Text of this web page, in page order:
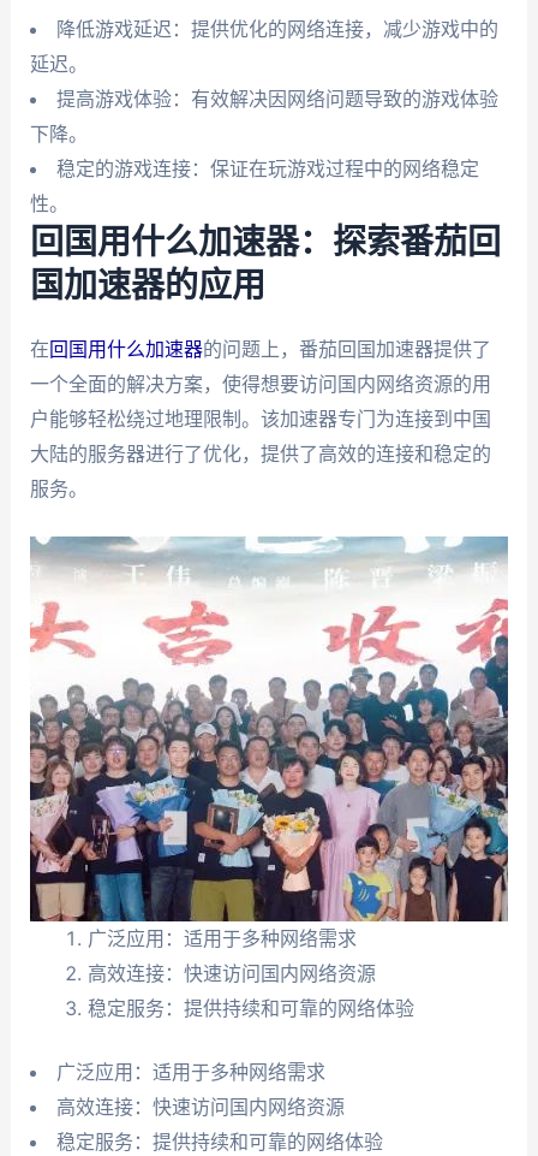
降低游戏延迟：提供优化的网络连接，减少游戏中的
延迟。
提高游戏体验：有效解决因网络问题导致的游戏体验
下降。
稳定的游戏连接：保证在玩游戏过程中的网络稳定
性。
回国用什么加速器：探索番茄回
国加速器的应用
在回国用什么加速器的问题上，番茄回国加速器提供了
一个全面的解决方案，使得想要访问国内网络资源的用
户能够轻松绕过地理限制。该加速器专门为连接到中国
大陆的服务器进行了优化，提供了高效的连接和稳定的
服务。
广泛应用：适用于多种网络需求
高效连接：快速访问国内网络资源
稳定服务：提供持续和可靠的网络体验
广泛应用：适用于多种网络需求
高效连接：快速访问国内网络资源
稳定服务：提供持续和可靠的网络体验